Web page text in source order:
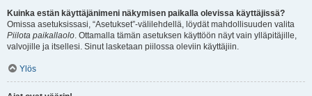
Kuinka estän käyttäjänimeni näkymisen paikalla olevissa käyttäjissä?
Omissa asetuksissasi, “Asetukset”-välilehdellä, löydät mahdollisuuden valita
Piilota paikallaolo. Ottamalla tämän asetuksen käyttöön näyt vain ylläpitäjille,
valvojille ja itsellesi. Sinut lasketaan piilossa oleviin käyttäjiin.
Ylös